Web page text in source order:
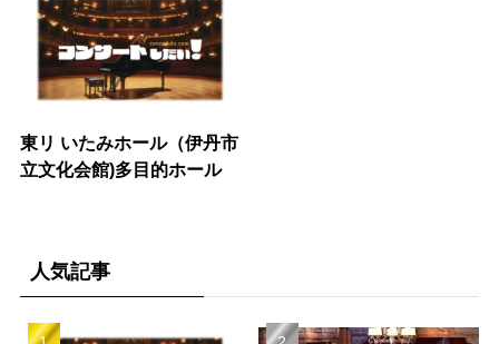
東リ いたみホール（伊丹市
立文化会館)多目的ホール
人気記事